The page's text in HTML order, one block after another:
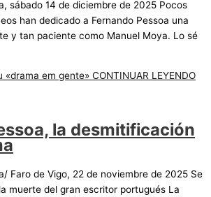
sábado 14 de diciembre de 2025 Pocos
han dedicado a Fernando Pessoa una
y tan paciente como Manuel Moya. Lo sé
«drama em gente» CONTINUAR LEYENDO
la desmitificación
Faro de Vigo, 22 de noviembre de 2025 Se
muerte del gran escritor portugués La